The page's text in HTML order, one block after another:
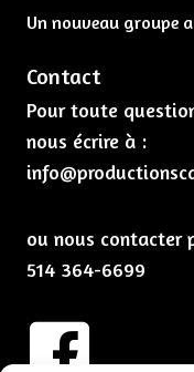
Un nouveau groupe
Contact
Pour toute
nous écrire à :
ou nous contacter
514 364-6699